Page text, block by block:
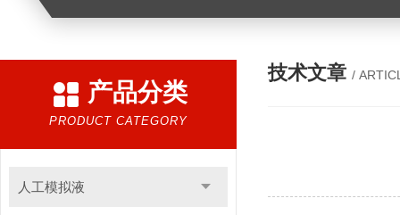
产品分类
PRODUCT CATEGORY
人工模拟液
技术文章 /